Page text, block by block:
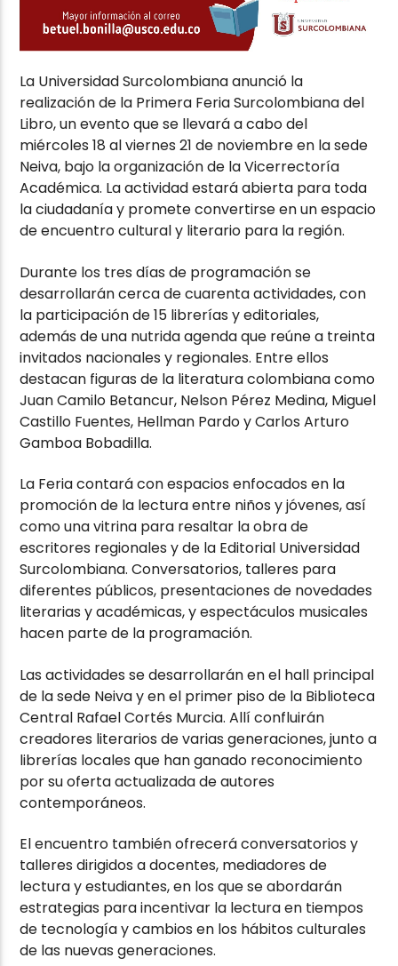
La Universidad Surcolombiana anunció la
realización de la Primera Feria Surcolombiana del
Libro, un evento que se llevará a cabo del
miércoles 18 al viernes 21 de noviembre en la sede
Neiva, bajo la organización de la Vicerrectoría
Académica. La actividad estará abierta para toda
la ciudadanía y promete convertirse en un espacio
de encuentro cultural y literario para la región.
Durante los tres días de programación se
desarrollarán cerca de cuarenta actividades, con
la participación de 15 librerías y editoriales,
además de una nutrida agenda que reúne a treinta
invitados nacionales y regionales. Entre ellos
destacan figuras de la literatura colombiana como
Juan Camilo Betancur, Nelson Pérez Medina, Miguel
Castillo Fuentes, Hellman Pardo y Carlos Arturo
Gamboa Bobadilla.
La Feria contará con espacios enfocados en la
promoción de la lectura entre niños y jóvenes, así
como una vitrina para resaltar la obra de
escritores regionales y de la Editorial Universidad
Surcolombiana. Conversatorios, talleres para
diferentes públicos, presentaciones de novedades
literarias y académicas, y espectáculos musicales
hacen parte de la programación.
Las actividades se desarrollarán en el hall principal
de la sede Neiva y en el primer piso de la Biblioteca
Central Rafael Cortés Murcia. Allí confluirán
creadores literarios de varias generaciones, junto a
librerías locales que han ganado reconocimiento
por su oferta actualizada de autores
contemporáneos.
El encuentro también ofrecerá conversatorios y
talleres dirigidos a docentes, mediadores de
lectura y estudiantes, en los que se abordarán
estrategias para incentivar la lectura en tiempos
de tecnología y cambios en los hábitos culturales
de las nuevas generaciones.